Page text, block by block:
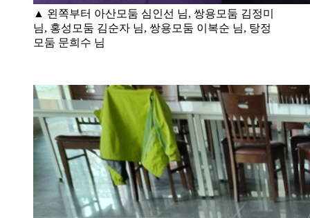
▲ 왼쪽부터 아산모둠 심인선 님, 쌍용모둠 김정미
님, 홍성모둠 김순자 님, 쌍용모둠 이복순 님, 탕정
모둠 문희수 님